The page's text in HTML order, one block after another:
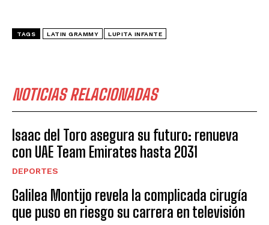
TAGS LATIN GRAMMY LUPITA INFANTE
NOTICIAS RELACIONADAS
Isaac del Toro asegura su futuro: renueva
con UAE Team Emirates hasta 2031
DEPORTES
Galilea Montijo revela la complicada cirugía
que puso en riesgo su carrera en televisión